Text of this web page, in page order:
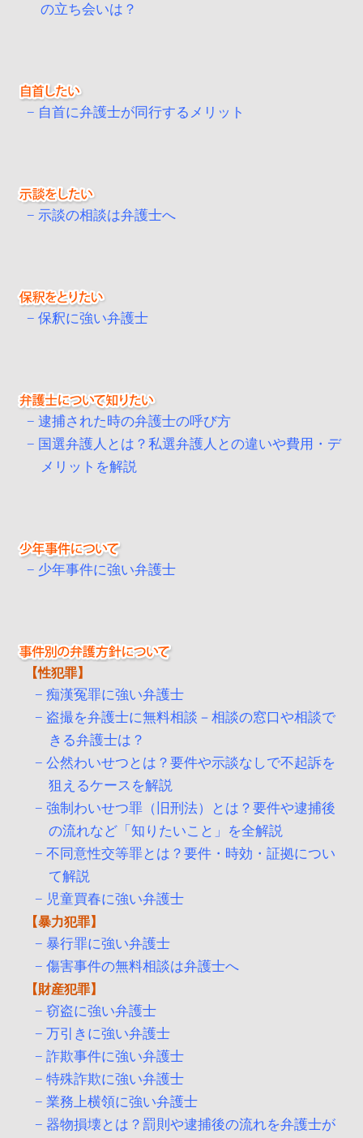
の立ち会いは？
自首に弁護士が同行するメリット
示談の相談は弁護士へ
保釈に強い弁護士
逮捕された時の弁護士の呼び方
国選弁護人とは？私選弁護人との違いや費用・デ
メリットを解説
少年事件に強い弁護士
性犯罪
痴漢冤罪に強い弁護士
盗撮を弁護士に無料相談－相談の窓口や相談で
きる弁護士は？
公然わいせつとは？要件や示談なしで不起訴を
狙えるケースを解説
強制わいせつ罪（旧刑法）とは？要件や逮捕後
の流れなど「知りたいこと」を全解説
不同意性交等罪とは？要件・時効・証拠につい
て解説
児童買春に強い弁護士
暴力犯罪
暴行罪に強い弁護士
傷害事件の無料相談は弁護士へ
財産犯罪
窃盗に強い弁護士
万引きに強い弁護士
詐欺事件に強い弁護士
特殊詐欺に強い弁護士
業務上横領に強い弁護士
器物損壊とは？罰則や逮捕後の流れを弁護士が